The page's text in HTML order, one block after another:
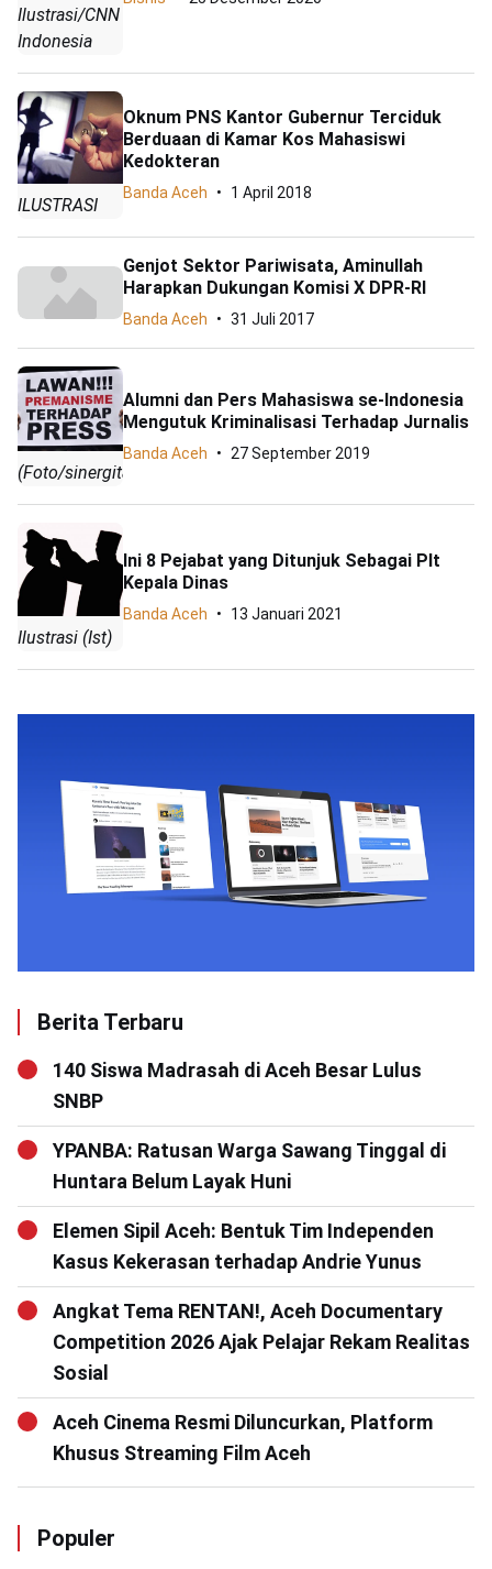
Ilustrasi/CNN
Indonesia
ILUSTRASI
Oknum PNS Kantor Gubernur Terciduk
Berduaan di Kamar Kos Mahasiswi
Kedokteran
Banda Aceh 1 April 2018
Genjot Sektor Pariwisata, Aminullah
Harapkan Dukungan Komisi X DPR-RI
Banda Aceh 31 Juli 2017
(Foto/sinergitas.id)
Alumni dan Pers Mahasiswa se-Indonesia
Mengutuk Kriminalisasi Terhadap Jurnalis
Banda Aceh 27 September 2019
Ilustrasi (Ist)
Ini 8 Pejabat yang Ditunjuk Sebagai Plt
Kepala Dinas
Banda Aceh 13 Januari 2021
Berita Terbaru
140 Siswa Madrasah di Aceh Besar Lulus
SNBP
YPANBA: Ratusan Warga Sawang Tinggal di
Huntara Belum Layak Huni
Elemen Sipil Aceh: Bentuk Tim Independen
Kasus Kekerasan terhadap Andrie Yunus
Angkat Tema RENTAN!, Aceh Documentary
Competition 2026 Ajak Pelajar Rekam Realitas
Sosial
Aceh Cinema Resmi Diluncurkan, Platform
Khusus Streaming Film Aceh
Populer